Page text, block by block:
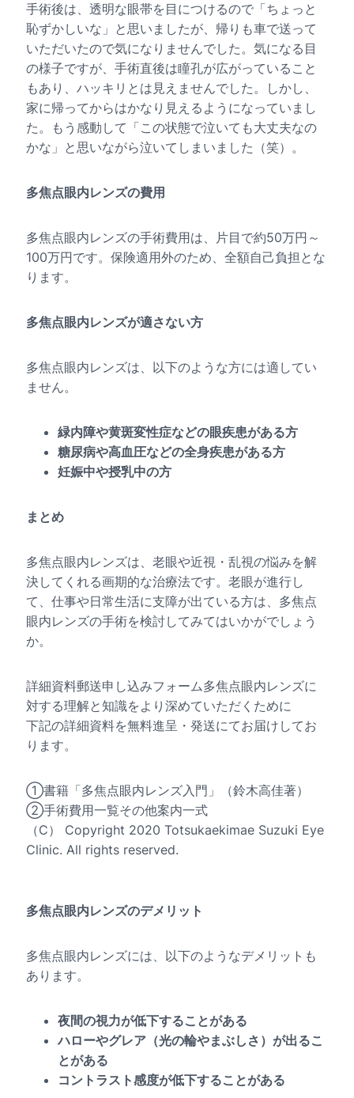
手術後は、透明な眼帯を目につけるので「ちょっと
恥ずかしいな」と思いましたが、帰りも車で送って
いただいたので気になりませんでした。気になる目
の様子ですが、手術直後は瞳孔が広がっていること
もあり、ハッキリとは見えませんでした。しかし、
家に帰ってからはかなり見えるようになっていまし
た。もう感動して「この状態で泣いても大丈夫なの
かな」と思いながら泣いてしまいました（笑）。
多焦点眼内レンズの費用
多焦点眼内レンズの手術費用は、片目で約50万円～
100万円です。保険適用外のため、全額自己負担とな
ります。
多焦点眼内レンズが適さない方
多焦点眼内レンズは、以下のような方には適してい
ません。
緑内障や黄斑変性症などの眼疾患がある方
糖尿病や高血圧などの全身疾患がある方
妊娠中や授乳中の方
まとめ
多焦点眼内レンズは、老眼や近視・乱視の悩みを解
決してくれる画期的な治療法です。老眼が進行し
て、仕事や日常生活に支障が出ている方は、多焦点
眼内レンズの手術を検討してみてはいかがでしょう
か。
詳細資料郵送申し込みフォーム多焦点眼内レンズに
対する理解と知識をより深めていただくために
下記の詳細資料を無料進呈・発送にてお届けしてお
ります。
①書籍「多焦点眼内レンズ入門」（鈴木高佳著）
②手術費用一覧その他案内一式
（C） Copyright 2020 Totsukaekimae Suzuki Eye
Clinic. All rights reserved.
多焦点眼内レンズのデメリット
多焦点眼内レンズには、以下のようなデメリットも
あります。
夜間の視力が低下することがある
ハローやグレア（光の輪やまぶしさ）が出るこ
とがある
コントラスト感度が低下することがある